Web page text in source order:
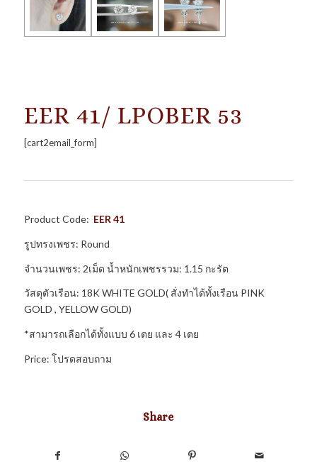
EER 41/ LPOBER 53
[cart2email_form]
Product Code: EER 41
รูปทรงเพชร: Round
จำนวนเพชร: 2เม็ด น้ำหนักเพชรรวม: 1.15 กะรัต
วัสดุตัวเรือน: 18K WHITE GOLD( สั่งทำได้ทั้งเรือน PINK
GOLD , YELLOW GOLD)
*สามารถเลือกได้ทั้งแบบ 6 เตย และ 4 เตย
Price: โปรดสอบถาม
Share